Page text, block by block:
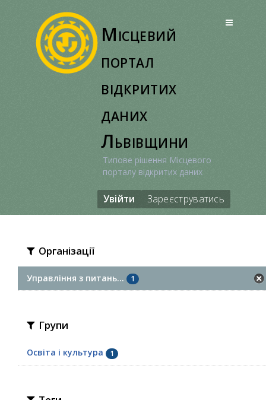
Місцевий
портал
відкритих
даних
Львівщини
Типове рішення Місцевого
порталу відкритих даних
Увійти Зареєструватись
Організації
Управління з питань... 1
Групи
Освіта і культура 1